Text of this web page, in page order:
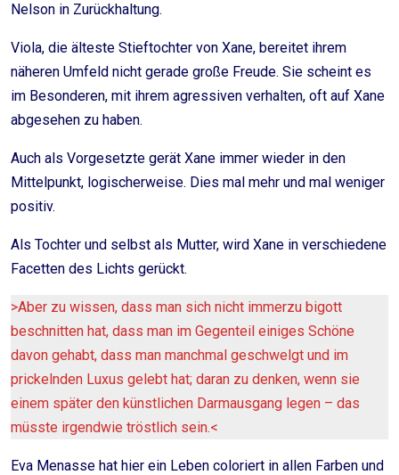
Nelson in Zurückhaltung.
Viola, die älteste Stieftochter von Xane, bereitet ihrem
näheren Umfeld nicht gerade große Freude. Sie scheint es
im Besonderen, mit ihrem agressiven verhalten, oft auf Xane
abgesehen zu haben.
Auch als Vorgesetzte gerät Xane immer wieder in den
Mittelpunkt, logischerweise. Dies mal mehr und mal weniger
positiv.
Als Tochter und selbst als Mutter, wird Xane in verschiedene
Facetten des Lichts gerückt.
>Aber zu wissen, dass man sich nicht immerzu bigott
beschnitten hat, dass man im Gegenteil einiges Schöne
davon gehabt, dass man manchmal geschwelgt und im
prickelnden Luxus gelebt hat; daran zu denken, wenn sie
einem später den künstlichen Darmausgang legen – das
müsste irgendwie tröstlich sein.<
Eva Menasse hat hier ein Leben coloriert in allen Farben und